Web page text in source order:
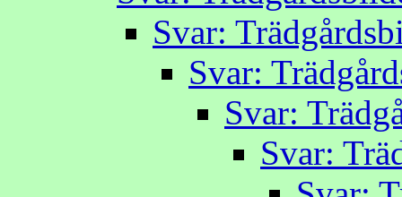
Svar:
Svar:
Svar:
Svar: